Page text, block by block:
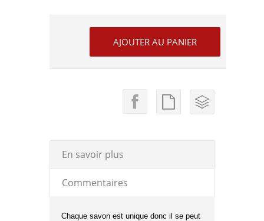
En savoir plus
Commentaires
Chaque savon est unique donc il se peut